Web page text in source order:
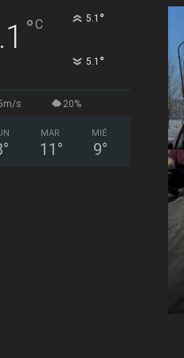
°C 5.1 °
5.1 °
s 20%
°
MAR
11 °
MIÉ
9°